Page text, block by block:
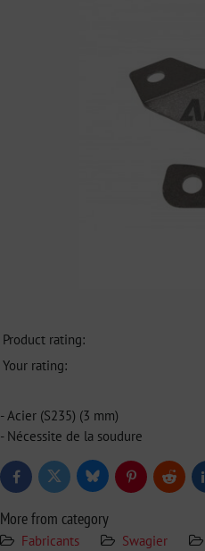
Product rating:
Your rating:
- Acier (S235) (3 mm)
- Nécessite de la soudure
FacebookTwitter BlueskyPinterestReddit
More from category
Fabricants Swagier